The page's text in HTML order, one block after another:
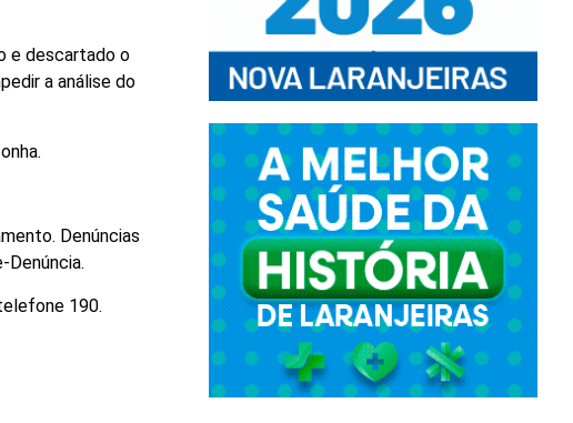
e descartado o
a análise do
Denúncias
Denúncia.
190.